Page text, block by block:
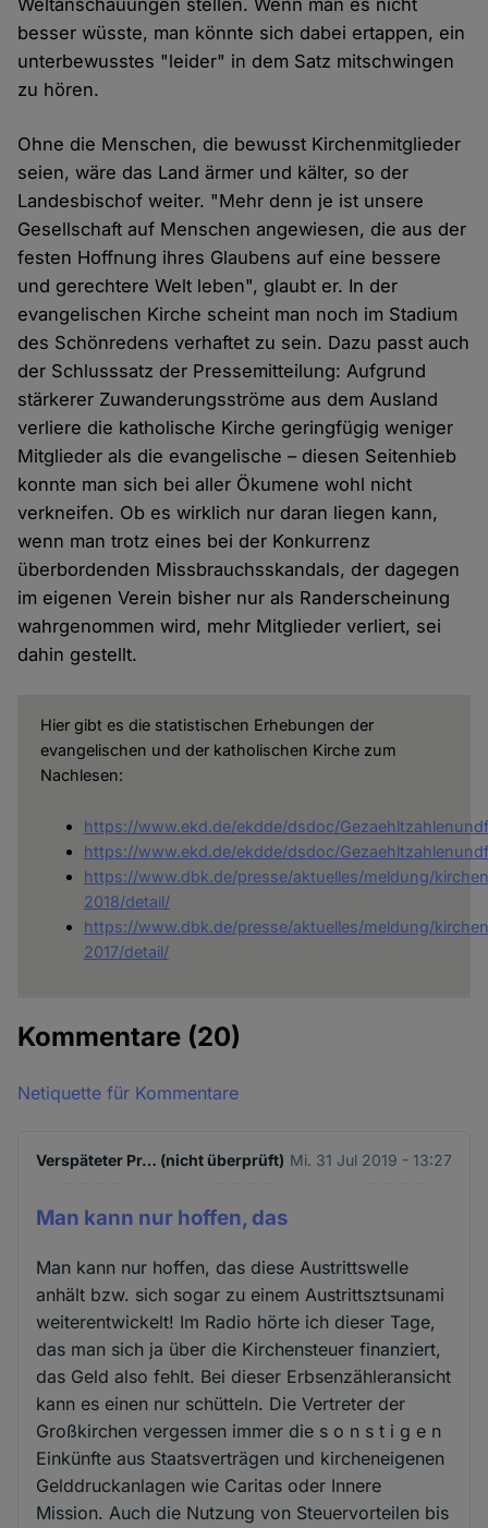
Weltanschauungen stellen. Wenn man es nicht
besser wüsste, man könnte sich dabei ertappen, ein
unterbewusstes "leider" in dem Satz mitschwingen
zu hören.
Ohne die Menschen, die bewusst Kirchenmitglieder
seien, wäre das Land ärmer und kälter, so der
Landesbischof weiter. "Mehr denn je ist unsere
Gesellschaft auf Menschen angewiesen, die aus der
festen Hoffnung ihres Glaubens auf eine bessere
und gerechtere Welt leben", glaubt er. In der
evangelischen Kirche scheint man noch im Stadium
des Schönredens verhaftet zu sein. Dazu passt auch
der Schlusssatz der Pressemitteilung: Aufgrund
stärkerer Zuwanderungsströme aus dem Ausland
verliere die katholische Kirche geringfügig weniger
Mitglieder als die evangelische – diesen Seitenhieb
konnte man sich bei aller Ökumene wohl nicht
verkneifen. Ob es wirklich nur daran liegen kann,
wenn man trotz eines bei der Konkurrenz
überbordenden Missbrauchsskandals, der dagegen
im eigenen Verein bisher nur als Randerscheinung
wahrgenommen wird, mehr Mitglieder verliert, sei
dahin gestellt.
Hier gibt es die statistischen Erhebungen der
evangelischen und der katholischen Kirche zum
Nachlesen:
https://www.ekd.de/ekdde/dsdoc/
https://www.ekd.de/ekdde/dsdoc/
https://www.dbk.de/presse/aktuelles/meldung/
2018/detail/
https://www.dbk.de/presse/aktuelles/meldung/
2017/detail/
Kommentare (20)
Netiquette für Kommentare
Verspäteter Pr… (nicht überprüft) Mi. 31 Jul 2019 - 13:27
Man kann nur hoffen, das
Man kann nur hoffen, das diese Austrittswelle
anhält bzw. sich sogar zu einem Austrittsztsunami
weiterentwickelt! Im Radio hörte ich dieser Tage,
das man sich ja über die Kirchensteuer finanziert,
das Geld also fehlt. Bei dieser Erbsenzähleransicht
kann es einen nur schütteln. Die Vertreter der
Großkirchen vergessen immer die s o n s t i g e n
Einkünfte aus Staatsverträgen und kircheneigenen
Gelddruckanlagen wie Caritas oder Innere
Mission. Auch die Nutzung von Steuervorteilen bis